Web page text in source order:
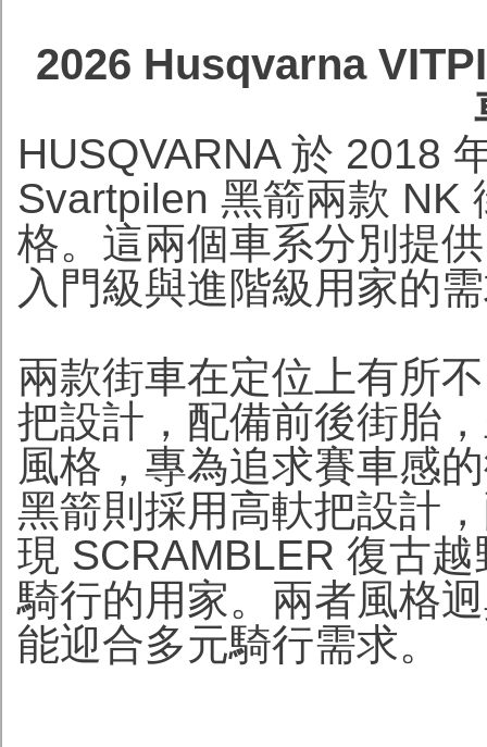
2026 Husqvarna
HUSQVARNA 於 2018
Svartpilen 黑箭兩款 NK
格。這兩個車系分別提
入門級與進階級用家的
兩款街車在定位上有所
把設計，配備前後街胎
風格，專為追求賽車感
黑箭則採用高軑把設計
現 SCRAMBLER 復古
騎行的用家。兩者風格
能迎合多元騎行需求。